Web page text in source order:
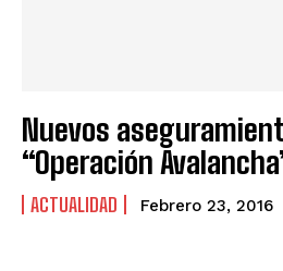
Nuevos
“Operación
ACTUALIDAD Febrero 23, 2016